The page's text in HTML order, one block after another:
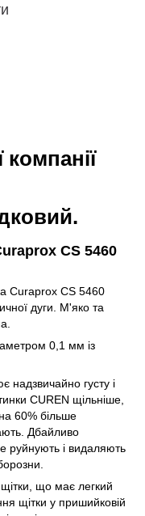
CS 5460
Curaprox CS 5460
дуги. М'яко та
0,1 мм із
надзвичайно густу і
CUREN щільніше,
60% більше
Дбайливо
руйнують і видаляють
що має легкий
щітки у пришийковій